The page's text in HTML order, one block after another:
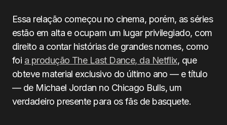
Essa relação começou no cinema, porém, as séries
estão em alta e ocupam um lugar privilegiado, com
direito a contar histórias de grandes nomes, como
foi a produção The Last Dance, da Netflix, que
obteve material exclusivo do último ano — e título
— de Michael Jordan no Chicago Bulls, um
verdadeiro presente para os fãs de basquete.